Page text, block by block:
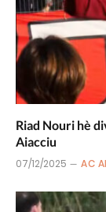
Riad Nouri hè
Aiacciu
07/12/2025 AC